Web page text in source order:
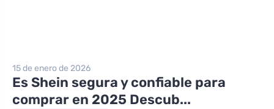
15 de enero de 2026
Es Shein segura y confiable para
comprar en 2025 Descub...